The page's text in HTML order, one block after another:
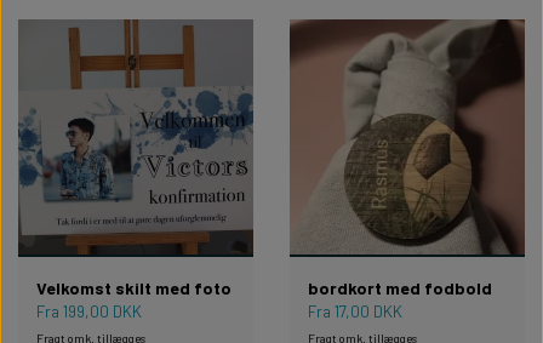
Velkomst skilt med foto
Fra 199,00 DKK
Fragt omk. tillægges
bordkort med fodbold
Fra 17,00 DKK
Fragt omk. tillægges